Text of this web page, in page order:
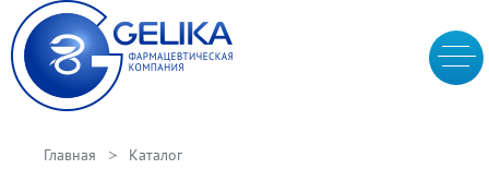
Главная Каталог